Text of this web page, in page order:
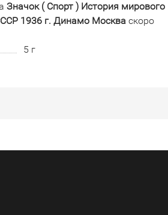
Значок ( Спорт ) История мирового
1936 г. Динамо Москва скоро
5 г